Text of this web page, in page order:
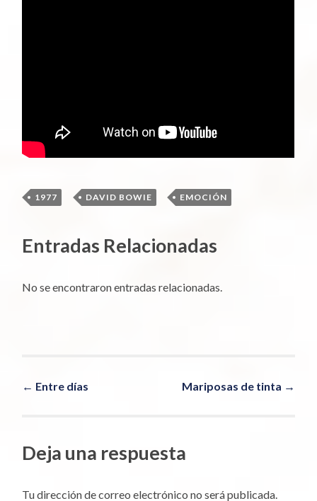
1977 , DAVID BOWIE , EMOCIÓN
Entradas Relacionadas
No se encontraron entradas relacionadas.
Navegador
artículos
← Entre días Mariposas de tinta →
Deja una respuesta
Tu dirección de correo electrónico no será publicada.